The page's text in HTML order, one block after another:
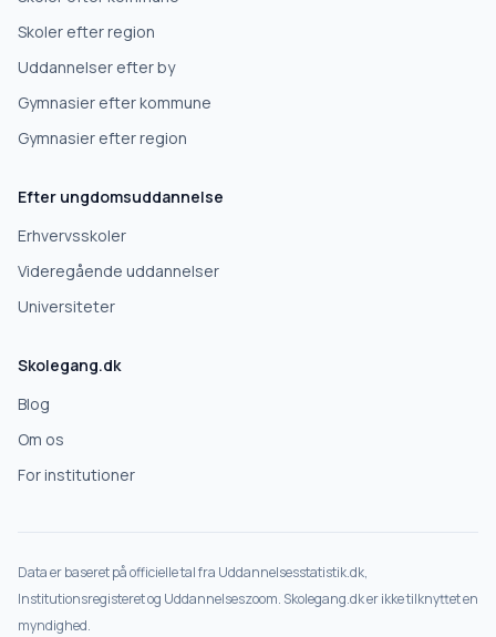
Skoler efter region
Uddannelser efter by
Gymnasier efter kommune
Gymnasier efter region
Efter ungdomsuddannelse
Erhvervsskoler
Videregående uddannelser
Universiteter
Skolegang.dk
Blog
Om os
For institutioner
Data er baseret på officielle tal fra Uddannelsesstatistik.dk,
Institutionsregisteret og Uddannelseszoom. Skolegang.dk er ikke tilknyttet en
myndighed.